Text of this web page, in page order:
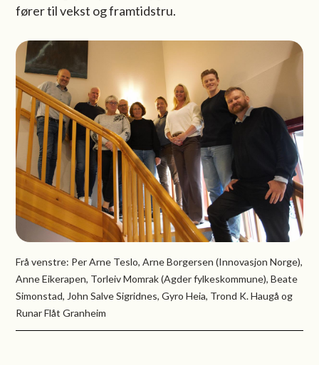
fører til vekst og framtidstru.
Frå venstre: Per Arne Teslo, Arne Borgersen (Innovasjon Norge),
Anne Eikerapen, Torleiv Momrak (Agder fylkeskommune), Beate
Simonstad, John Salve Sigridnes, Gyro Heia, Trond K. Haugå og
Runar Flåt Granheim